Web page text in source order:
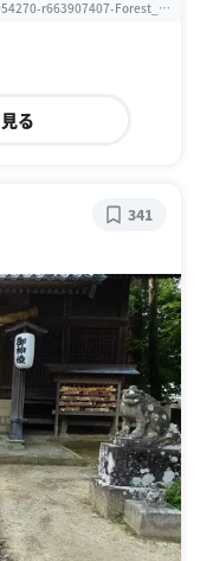
r663907407-Forest_A
る
341